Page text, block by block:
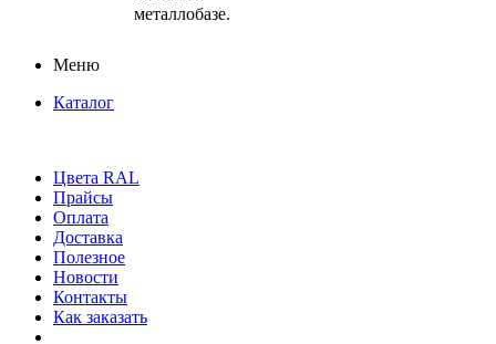
металлобазе.
Меню
Каталог
Цвета RAL
Прайсы
Оплата
Доставка
Полезное
Новости
Контакты
Как заказать